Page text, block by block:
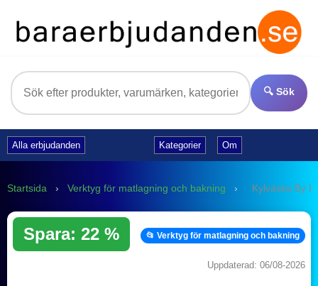
🔍 Sök
Alla erbjudanden Kategorier Om
Startsida › Verktyg för matlagning och bakning › Kylväska By
Spara: 22 % 📂 Verktyg för matlagning och bakning
Uppdaterad: 06/08-2026